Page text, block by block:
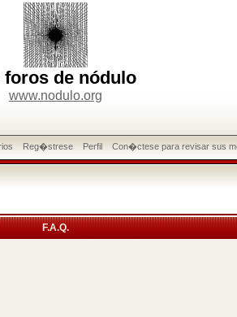
foros de nódulo
www.nodulo.org
Reg�strese Perfil Con�ctese para revisar sus
F.A.Q.